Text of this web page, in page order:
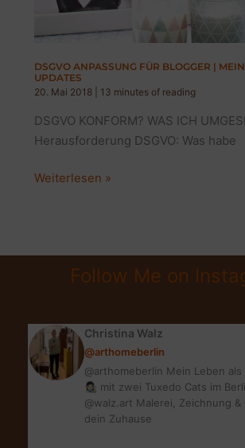
DSGVO ANPASSUNG FÜR BLOGGER |
UPDATES
20. Mai 2018
13 minutes of reading
DSGVO KONFORM? WAS ICH
Herausforderung DSGVO: Was habe
DSGVO
|
Weiterlesen »
Follow Me on
Christina Walz
@arthomeberlin
@arthomeberlin Mein Leben
👩🏻‍🎨 mit zwei Tuxedo Cats im
@walz.art Malerei, Zeichnung &
dein Zuhause